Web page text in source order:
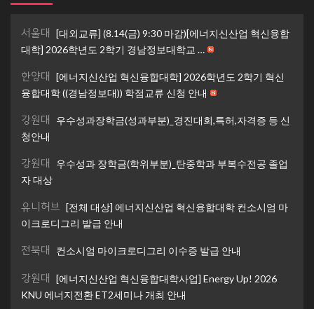
서울대 [대외교류] (8.14(금) 9:30 마감)[에너지신산업 혁신융합
대학] 2026학년도 2학기 경남정보대학교 …
한양대 [에너지신산업 혁신융합대학] 2026학년도 2학기 혁신
융합대학 ((경남정보대)) 학점교류 신청 안내
강원대
우수성과장학금(성과부분)_경진대회,특허,자격증 등 신
청안내
강원대
우수성과 장학금(학위부분)_탄중학과 부복수전공 졸업
자 대상
유니허브 [전체 대상] 에너지신산업 혁신융합대학 컨소시엄 마
이크로디그리 발급 안내
전북대 컨소시엄 마이크로디그리 이수증 발급 안내
강원대 [에너지신산업 혁신융합대학사업] Energy Up! 2026
KNU 에너지전환 ET2세미나 개최 안내